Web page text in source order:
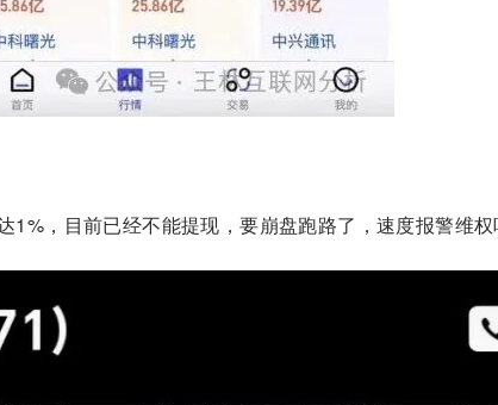
1%，目前已经不能提现，要崩盘跑路了，速度报警维